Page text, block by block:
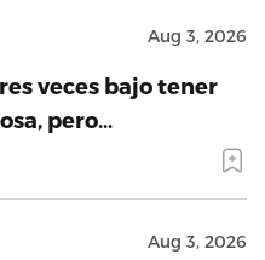
Aug 3, 2026
veces bajo tener
pero…
Aug 3, 2026